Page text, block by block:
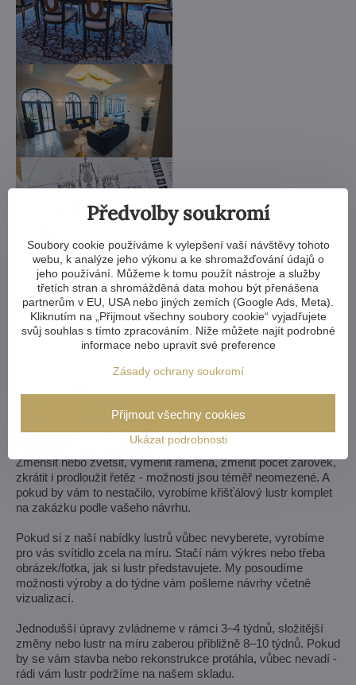
Zmenšit nebo zvětšit, vyměnit ramena, změnit počet žárovek,
zkrátit i prodloužit řetěz - možnosti jsou téměř neomezené. A
pokud by vám to nestačilo, vyrobíme křišťálový lustr komplet
na zakázku podle vašeho návrhu.
Pokud si z naší nabídky lustrů vůbec nevyberete, vyrobíme
pro vás svítidlo zcela na míru. Stačí nám výkres nebo třeba
obrázek/fotka, jak si lustr představujete. My posoudíme
možnosti výroby a do týdne vám pošleme návrhy včetně
vizualizací.
Jednodušší úpravy zvládneme v rámci 3–4 týdnů, složitější
změny nebo lustr na míru zaberou přibližně 8–10 týdnů. Pokud
by se vám stavba nebo rekonstrukce protáhla, vůbec nevadí -
rádi vám lustr podržíme na našem skladu.
Předvolby soukromí
Soubory cookie používáme k vylepšení vaší návštěvy tohoto
webu, k analýze jeho výkonu a ke shromažďování údajů o
jeho používání. Můžeme k tomu použít nástroje a služby
třetích stran a shromážděná data mohou být přenášena
partnerům v EU, USA nebo jiných zemích (Google Ads, Meta).
Kliknutím na „Přijmout všechny soubory cookie“ vyjadřujete
svůj souhlas s tímto zpracováním. Níže můžete najít podrobné
informace nebo upravit své preference
Zásady ochrany soukromí
Ukázat podrobnosti
Přijmout všechny cookies